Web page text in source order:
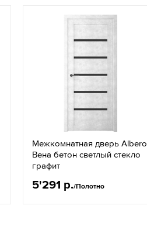
Межкомнатная дверь Albero
Вена бетон светлый стекло
графит
5'291 р./Полотно